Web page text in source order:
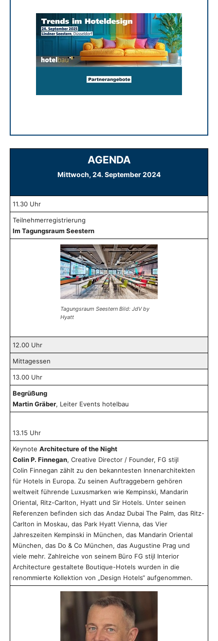
AGENDA
Mittwoch, 24. September 2024
11.30 Uhr
Teilnehmerregistrierung
Im Tagungsraum Seestern
Tagungsraum Seestern Bild: JdV by
Hyatt
12.00 Uhr
Mittagessen
13.00 Uhr
Begrüßung
Martin Gräber, Leiter Events hotelbau
13.15 Uhr
Keynote Architecture of the Night
Colin P. Finnegan, Creative Director / Founder, FG stijl
Colin Finnegan zählt zu den bekanntesten Innenarchitekten
für Hotels in Europa. Zu seinen Auftraggebern gehören
weltweit führende Luxusmarken wie Kempinski, Mandarin
Oriental, Ritz-Carlton, Hyatt und Sir Hotels. Unter seinen
Referenzen befinden sich das Andaz Dubai The Palm, das Ritz-
Carlton in Moskau, das Park Hyatt Vienna, das Vier
Jahreszeiten Kempinski in München, das Mandarin Oriental
München, das Do & Co München, das Augustine Prag und
viele mehr. Zahlreiche von seinem Büro FG stijl Interior
Architecture gestaltete Boutique-Hotels wurden in die
renommierte Kollektion von „Design Hotels“ aufgenommen.